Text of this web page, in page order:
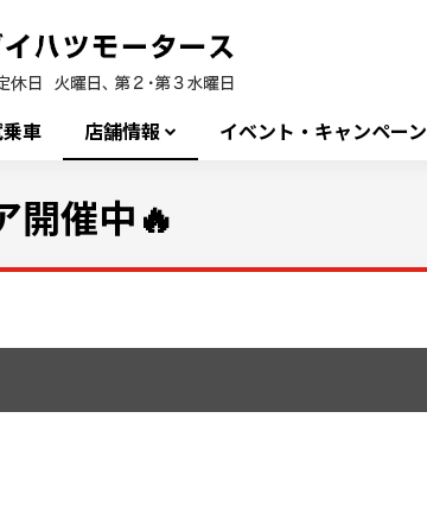
車 店舗情報 イベント・キャンペーン
開催中🔥